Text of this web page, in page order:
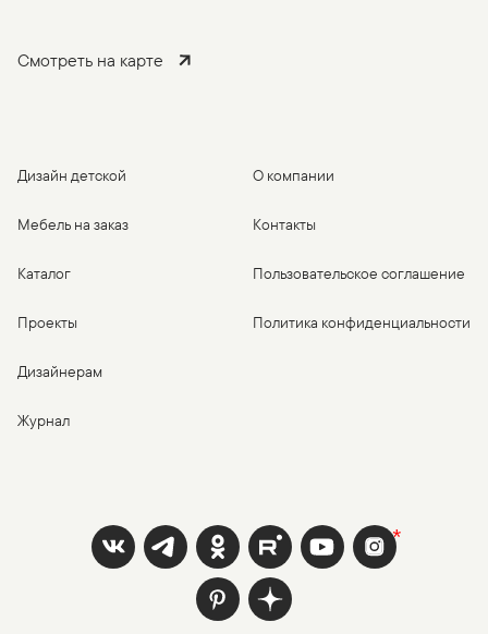
Смотреть на карте
Дизайн детской
Мебель на заказ
Каталог
Проекты
Дизайнерам
Журнал
О компании
Контакты
Пользовательское соглашение
Политика конфиденциальности